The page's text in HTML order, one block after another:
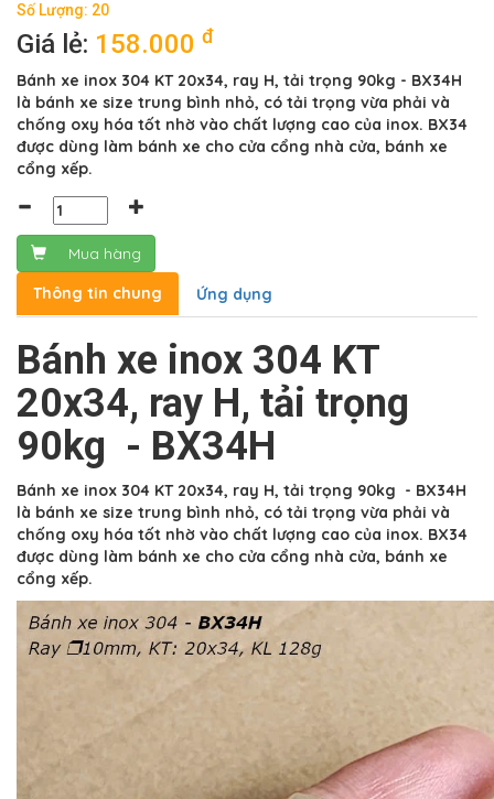
Số Lượng: 20
Giá lẻ: 158.000 đ
Bánh xe inox 304 KT 20x34, ray H, tải trọng 90kg - BX34H
là bánh xe size trung bình nhỏ, có tải trọng vừa phải và
chống oxy hóa tốt nhờ vào chất lượng cao của inox. BX34
được dùng làm bánh xe cho cửa cổng nhà cửa, bánh xe
cổng xếp.
Mua hàng
Thông tin chung
Ứng dụng
Bánh xe inox 304 KT
20x34, ray H, tải trọng
90kg - BX34H
Bánh xe inox 304 KT 20x34, ray H, tải trọng 90kg - BX34H
là bánh xe size trung bình nhỏ, có tải trọng vừa phải và
chống oxy hóa tốt nhờ vào chất lượng cao của inox. BX34
được dùng làm bánh xe cho cửa cổng nhà cửa, bánh xe
cổng xếp.